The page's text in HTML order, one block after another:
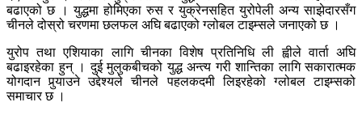
बढाएको छ । युद्धमा होमिएका रुस र युक्रेनसहित युरोपेली अन्य साझेदारसँग
चीनले दोस्रो चरणमा छलफल अघि बढाएको ग्लोबल टाइम्सले जनाएको छ ।
युरोप तथा एशियाका लागि चीनका विशेष प्रतिनिधि ली ह्वीले वार्ता अघि
बढाइरहेका हुन् । दुई मुलुकबीचको युद्ध अन्त्य गरी शान्तिका लागि सकारात्मक
योगदान पुर्‍याउने उद्देश्यले चीनले पहलकदमी लिइरहेको ग्लोबल टाइम्सको
समाचार छ ।